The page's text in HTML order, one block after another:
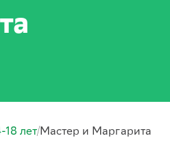
18 лет/Мастер и Маргарита